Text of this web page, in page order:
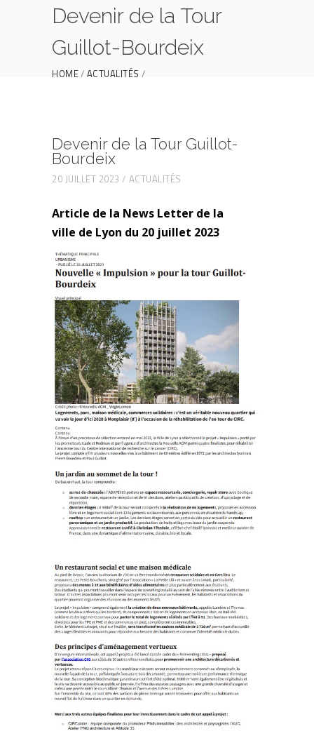
Devenir de la Tour
Guillot-Bourdeix
HOME ACTUALITÉS
Devenir de la Tour Guillot-
Bourdeix
20 JUILLET 2023 ACTUALITÉS
Article de la News Letter de la
ville de Lyon du 20 juillet 2023